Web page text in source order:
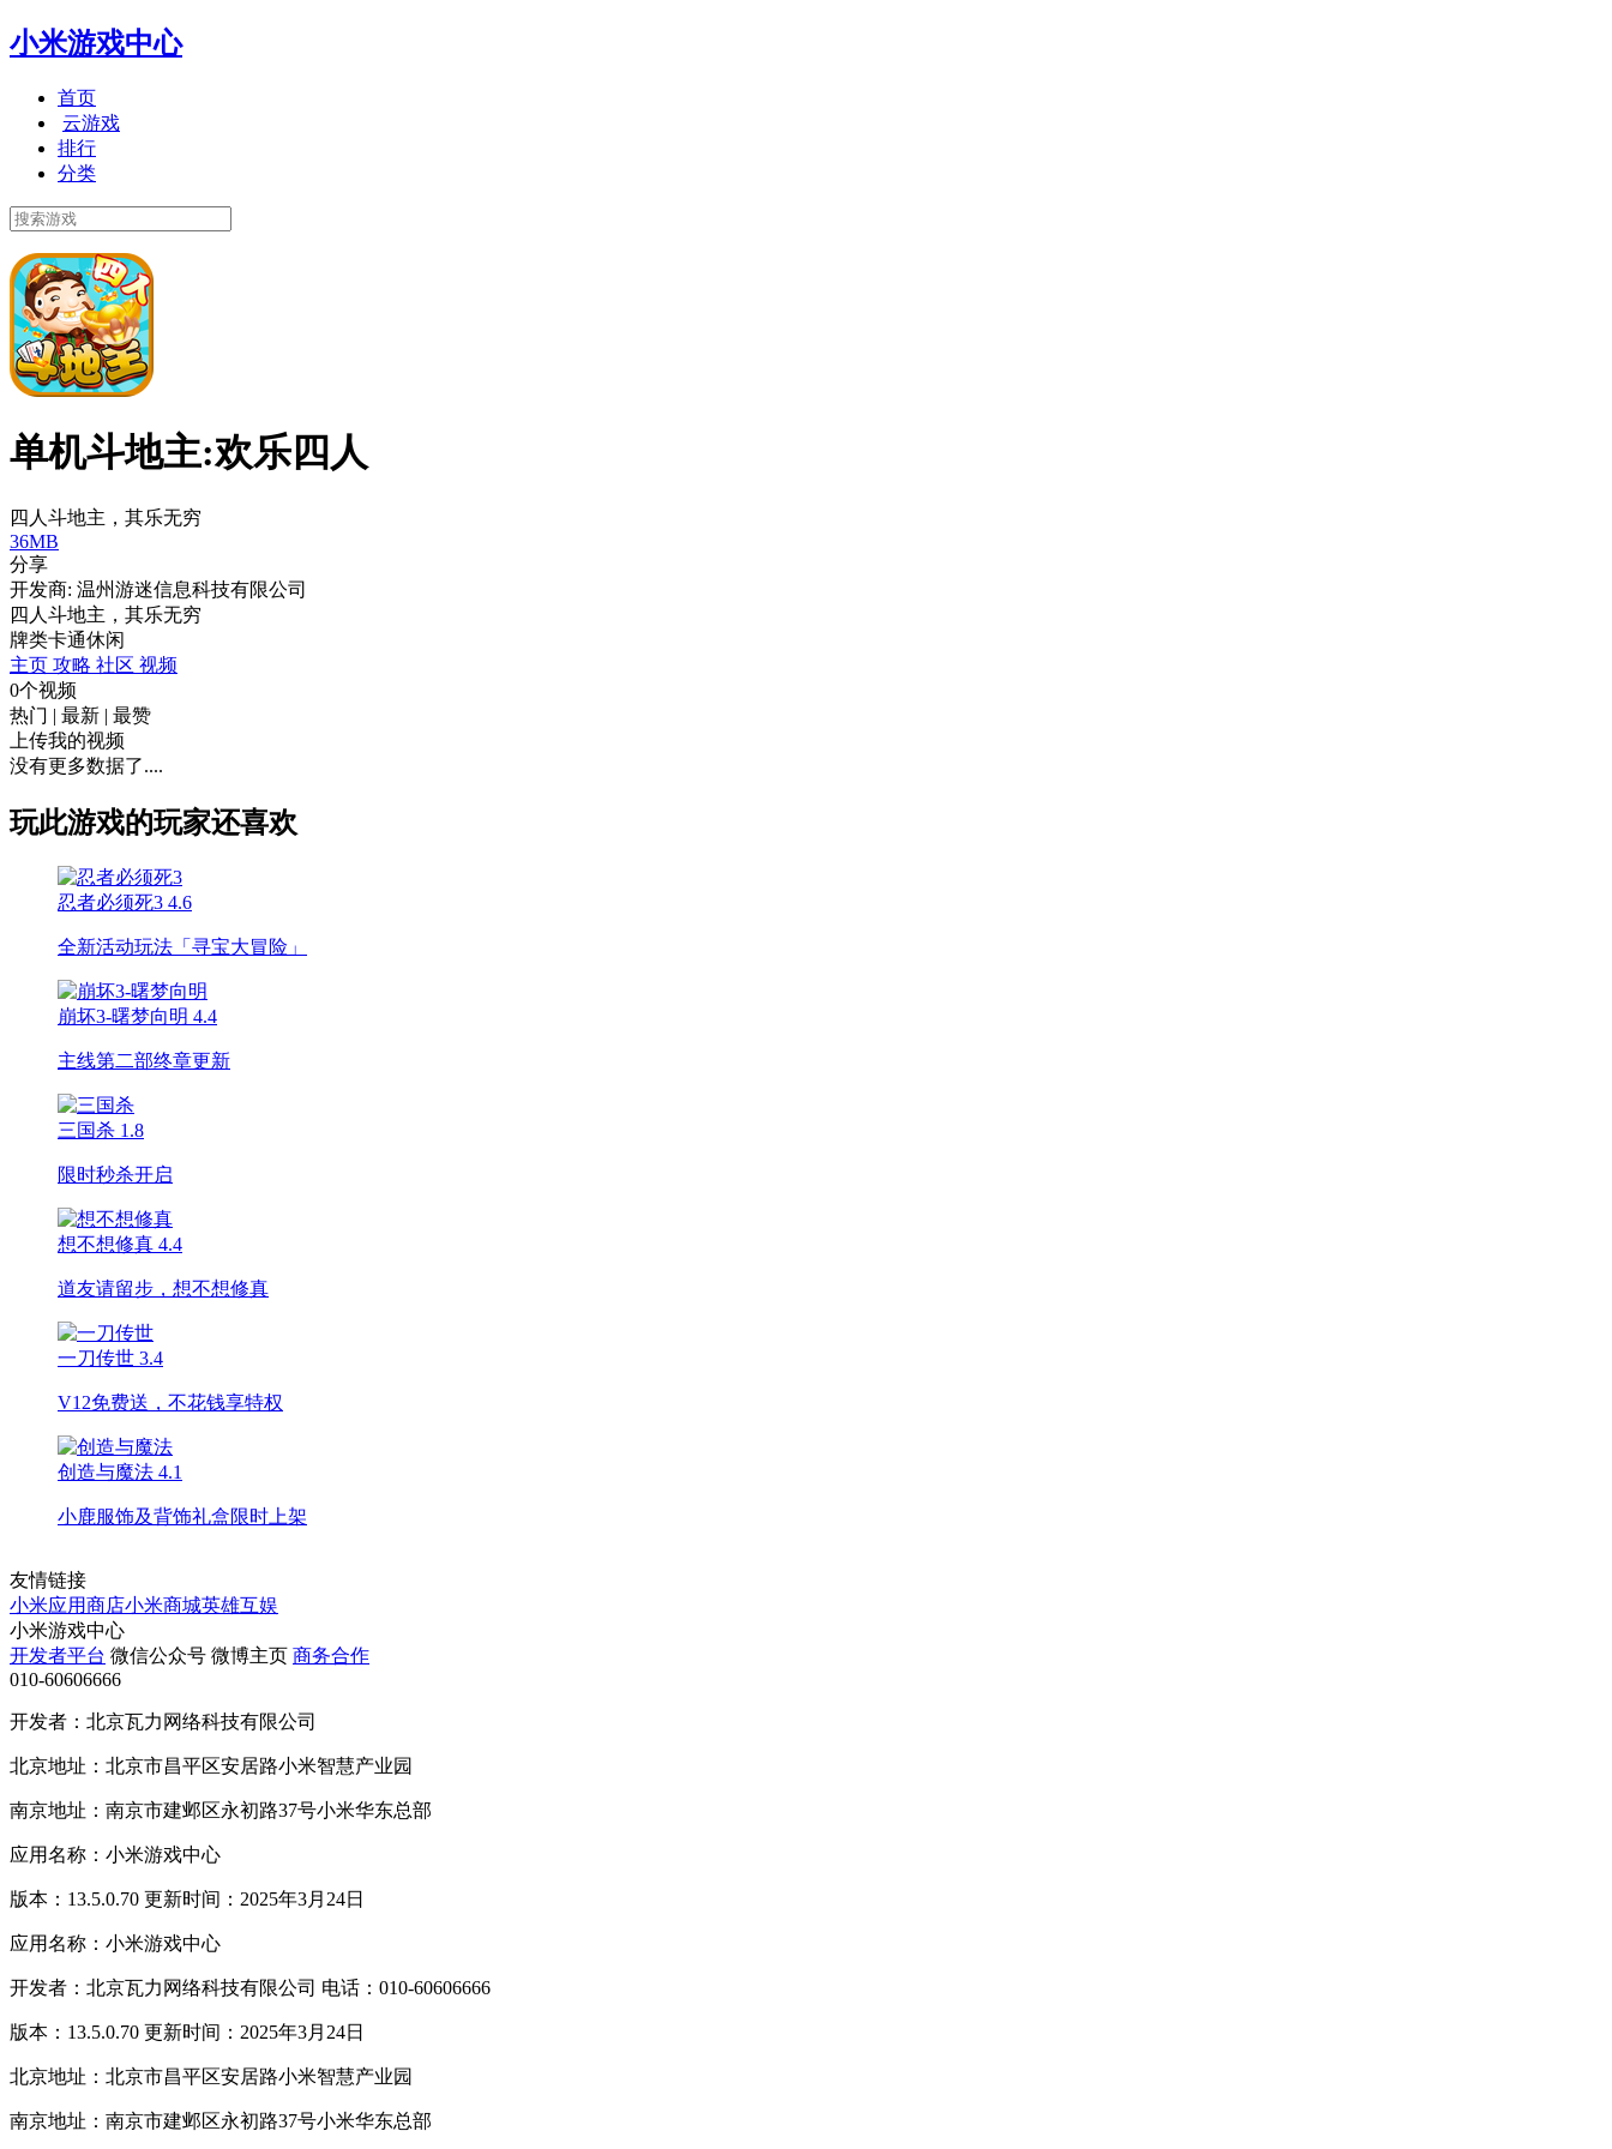
小米游戏中心
首页
云游戏
排行
分类
单机斗地主:欢乐四人
四人斗地主，其乐无穷
36MB
分享
开发商: 温州游迷信息科技有限公司
四人斗地主，其乐无穷
牌类卡通休闲
主页 攻略 社区 视频
0个视频
热门 | 最新 | 最赞
上传我的视频
没有更多数据了....
玩此游戏的玩家还喜欢
忍者必须死3 4.6
全新活动玩法「寻宝大冒险」
崩坏3-曙梦向明 4.4
主线第二部终章更新
三国杀 1.8
限时秒杀开启
想不想修真 4.4
道友请留步，想不想修真
一刀传世 3.4
V12免费送，不花钱享特权
创造与魔法 4.1
小鹿服饰及背饰礼盒限时上架
友情链接
小米应用商店小米商城英雄互娱
小米游戏中心
开发者平台 微信公众号 微博主页 商务合作
010-60606666
开发者：北京瓦力网络科技有限公司
北京地址：北京市昌平区安居路小米智慧产业园
南京地址：南京市建邺区永初路37号小米华东总部
应用名称：小米游戏中心
版本：13.5.0.70 更新时间：2025年3月24日
应用名称：小米游戏中心
开发者：北京瓦力网络科技有限公司 电话：010-60606666
版本：13.5.0.70 更新时间：2025年3月24日
北京地址：北京市昌平区安居路小米智慧产业园
南京地址：南京市建邺区永初路37号小米华东总部